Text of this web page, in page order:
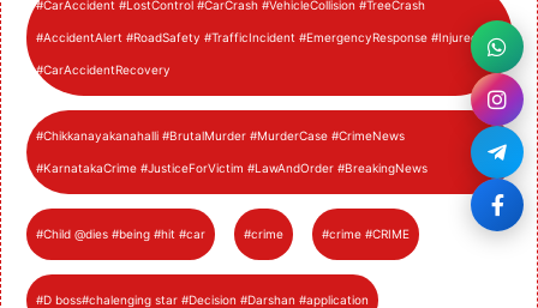
#CarAccident #LostControl #CarCrash #VehicleCollision #TreeCrash
#AccidentAlert #RoadSafety #TrafficIncident #EmergencyResponse #Injured
#CarAccidentRecovery
#Chikkanayakanahalli #BrutalMurder #MurderCase #CrimeNews
#KarnatakaCrime #JusticeForVictim #LawAndOrder #BreakingNews
#Child @dies #being #hit #car #crime #crime #CRIME
#D boss#chalenging star #Decision #Darshan #application